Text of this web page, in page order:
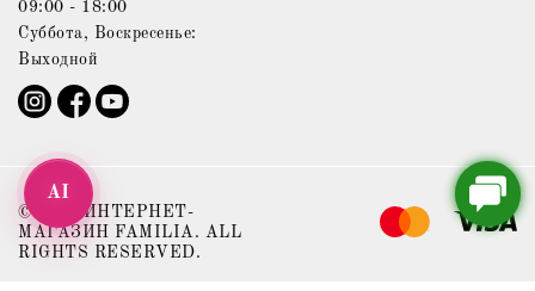
09:00 - 18:00
Суббота, Воскресенье:
Выходной
© 2021 ИНТЕРНЕТ-
МАГАЗИН FAMILIA. ALL
RIGHTS RESERVED.
AI